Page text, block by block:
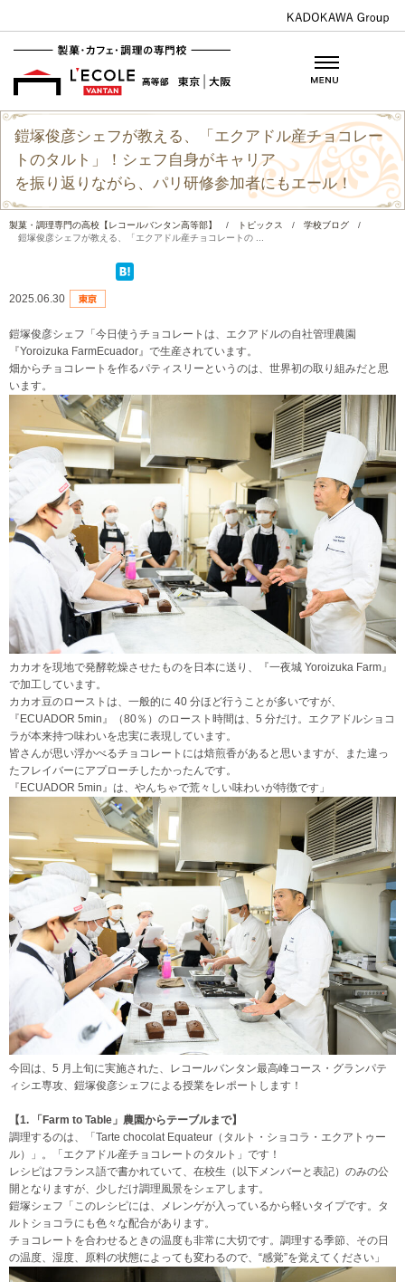
鎧塚俊彦シェフが教える、「エクアドル産チョコレー
トのタルト」！シェフ自身がキャリア
を振り返りながら、パリ研修参加者にもエール！
製菓・調理専門の高校【レコールバンタン高等部】 / トピックス / 学校ブログ
/
鎧塚俊彦シェフが教える、「エクアドル産チョコレートの ...
2025.06.30
鎧塚俊彦シェフ「今日使うチョコレートは、エクアドルの自社管理農園
『Yoroizuka FarmEcuador』で生産されています。
畑からチョコレートを作るパティスリーというのは、世界初の取り組みだと思
います。
カカオを現地で発酵乾燥させたものを日本に送り、『一夜城 Yoroizuka Farm』
で加工しています。
カカオ豆のローストは、一般的に 40 分ほど行うことが多いですが、
『ECUADOR 5min』（80％）のロースト時間は、5 分だけ。エクアドルショコ
ラが本来持つ味わいを忠実に表現しています。
皆さんが思い浮かべるチョコレートには焙煎香があると思いますが、また違っ
たフレイバーにアプローチしたかったんです。
『ECUADOR 5min』は、やんちゃで荒々しい味わいが特徴です」
今回は、5 月上旬に実施された、レコールバンタン最高峰コース・グランパテ
ィシエ専攻、鎧塚俊彦シェフによる授業をレポートします！
【1. 「Farm to Table」農園からテーブルまで】
調理するのは、「Tarte chocolat Equateur（タルト・ショコラ・エクアトゥー
ル）」。「エクアドル産チョコレートのタルト」です！
レシピはフランス語で書かれていて、在校生（以下メンバーと表記）のみの公
開となりますが、少しだけ調理風景をシェアします。
鎧塚シェフ「このレシピには、メレンゲが入っているから軽いタイプです。タ
ルトショコラにも色々な配合があります。
チョコレートを合わせるときの温度も非常に大切です。調理する季節、その日
の温度、湿度、原料の状態によっても変わるので、“感覚”を覚えてください」